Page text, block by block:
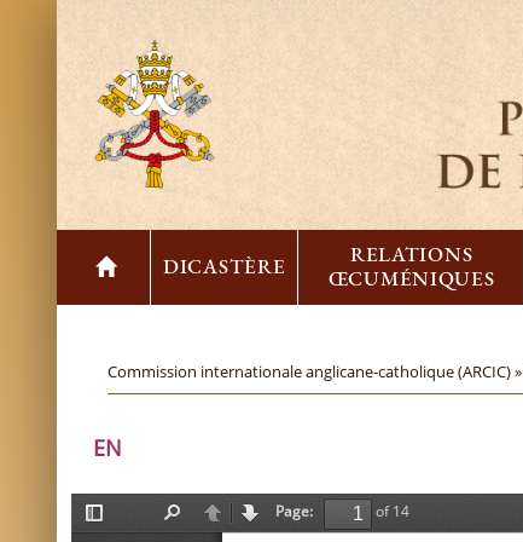
DICASTÈRE
RELATIONS
ŒCUMÉNIQUES
Commission internationale anglicane-catholique (ARCIC) »
EN
T
F
P
N
Page:
of 14